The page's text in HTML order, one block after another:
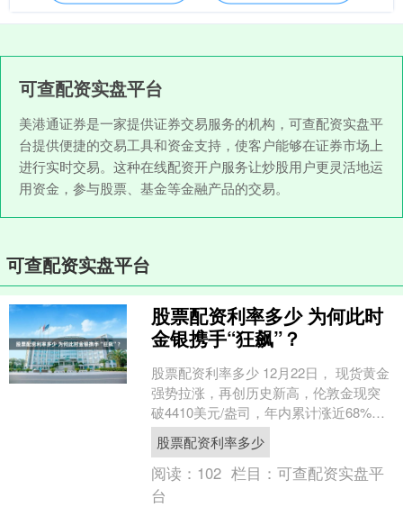
可查配资实盘平台
美港通证券是一家提供证券交易服务的机构，可查配资实盘平
台提供便捷的交易工具和资金支持，使客户能够在证券市场上
进行实时交易。这种在线配资开户服务让炒股用户更灵活地运
用资金，参与股票、基金等金融产品的交易。
可查配资实盘平台
股票配资利率多少 为何此时
金银携手“狂飙”？
股票配资利率多少 12月22日， 现货黄金
强势拉涨，再创历史新高，伦敦金现突
破4410美元/盎司，年内累计涨近68%。
二级市场上，22日A股贵金属板块高开拉
升....
股票配资利率多少
阅读： 102 栏目：可查配资实盘平
台